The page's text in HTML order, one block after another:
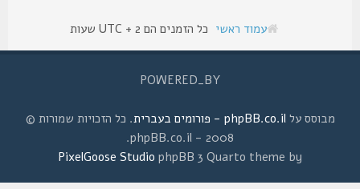
עמוד ראשי כל הזמנים הם UTC + 2 שעות
POWERED_BY
מבוסס עלphpBB.co.il - פורומים בעברית
. כל הזכויות שמורות ©
2008 - phpBB.co.il.
phpBB 3 Quarto theme by
PixelGoose Studio